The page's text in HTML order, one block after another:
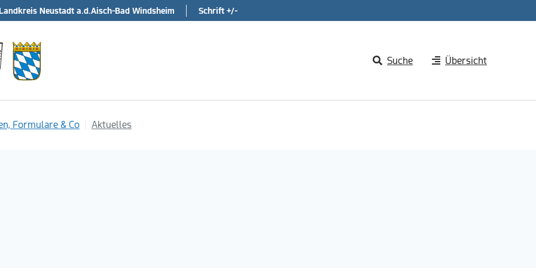
Neustadt a.d.Aisch-Bad Windsheim Schrift +/-
Suche Übersicht
Formulare & Co Aktuelles